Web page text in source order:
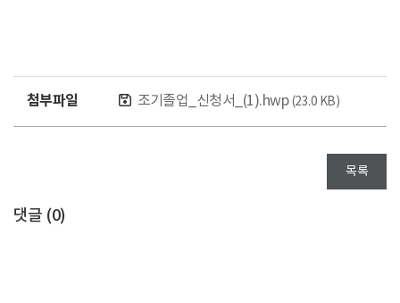
첨부파일 조기졸업_신청서_(1).hwp(23.0 KB)
목록
댓글 (0)